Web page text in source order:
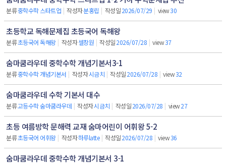
분류중학수학 스타트업 | 작성자분홍립 | 작성일2026/07/29 | view30
초등학교 독해문제집 초등국어 독해왕
분류초등국어 독해왕 | 작성자셀창원 | 작성일2026/07/28 | view37
숨마쿰라우데 중학수학 개념기본서3-1
분류중학수학 개념기본서 | 작성자시금치 | 작성일2026/07/28 | view32
숨마쿰라우데 수학 기본서 대수
분류고등수학 숨마쿰라우데 | 작성자시금치 | 작성일2026/07/28 | view27
초등 여름방학 문해력 교재 숨마어린이 어휘왕 5-2
분류초등국어 어휘왕 | 작성자하루latte | 작성일2026/07/28 | view36
숨마쿰라우데 중학수학 개념기본서 3-1